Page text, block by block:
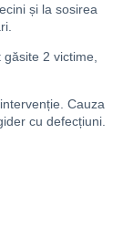
și la sosirea
2 victime,
Cauza
cu defecțiuni.